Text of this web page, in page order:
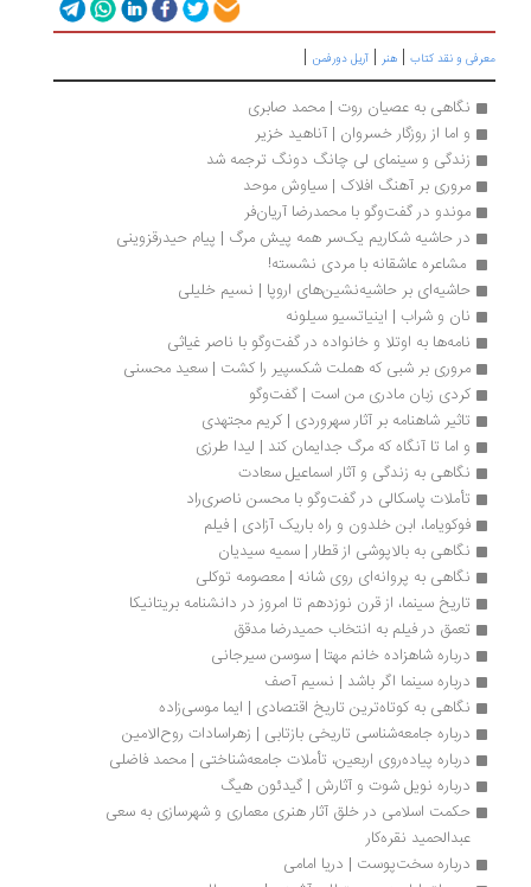
و نقد کتاب|هنر|آریل دورفمن|
نگاهی به عصیان روت | محمد صابری
و اما از روزگار خسروان | آناهید خزیر
زندگی و سینمای لی چانگ دونگ ترجمه شد
مروری بر آهنگ افلاک | سیاوش موحد
موندو در گفت‌وگو با محمدرضا آریان‌فر
در حاشیه شکاریم یک‌سر همه پیش مرگ | پیام حیدرقزوینی
مشاعره عاشقانه با مردی نشسته!
حاشیه‌ای بر حاشیه‌نشین‌های اروپا | نسیم خلیلی
نان و شراب | اینیاتسیو سیلونه
نامه‌ها به اوتلا و خانواده در گفت‌وگو با ناصر غیاثی
مروری بر شبی که هملت شکسپیر را کشت | سعید محسنی
کردی زبان مادری من است | گفت‌وگو
تاثیر شاهنامه بر آثار سهروردی | کریم مجتهدی
و اما تا آنگاه که مرگ جدایمان کند | لیدا طرزی
نگاهی به زندگی و آثار اسماعیل سعادت
تأملات پاسکالی در گفت‌وگو با محسن ناصری‌راد
فوکویاما، ابن خلدون و راه باریک آزادی | فیلم
نگاهی به بالاپوشی از قطار | سمیه سیدیان
نگاهی به پروانه‌‌‌ای روی شانه | معصومه توکلی
تاریخ سینما، از قرن نوزدهم تا امروز در دانشنامه بریتانیکا
تعمق در فیلم به انتخاب حمیدرضا مدقق
درباره شاهزاده خانم مهتا | سوسن سیرجانی
درباره سینما اگر باشد | نسیم آصف
نگاهی به کوتاه‌ترین تاریخ اقتصادی | ایما موسی‌زاده
درباره جامعه‌شناسی تاریخی بازتابی | زهراسادات روح‌الامین
درباره پیاده‌روی اربعین، تأملات جامعه‌شناختی | محمد فاضلی
درباره نویل شوت و آثارش | گیدئون هیگ
حکمت اسلامی در خلق آثار هنری معماری و شهرسازی به سعی
عبدالحمید نقره‌کار
درباره سخت‌پوست | دریا امامی